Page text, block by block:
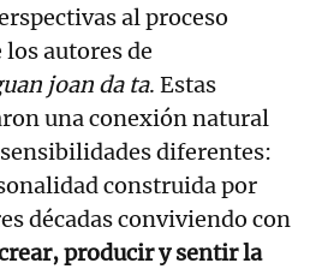
al proceso
autores de
joan da ta. Estas
una conexión natural
diferentes:
construida por
décadas conviviendo con
producir y sentir la